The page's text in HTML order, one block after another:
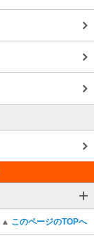
このページのTOPへ